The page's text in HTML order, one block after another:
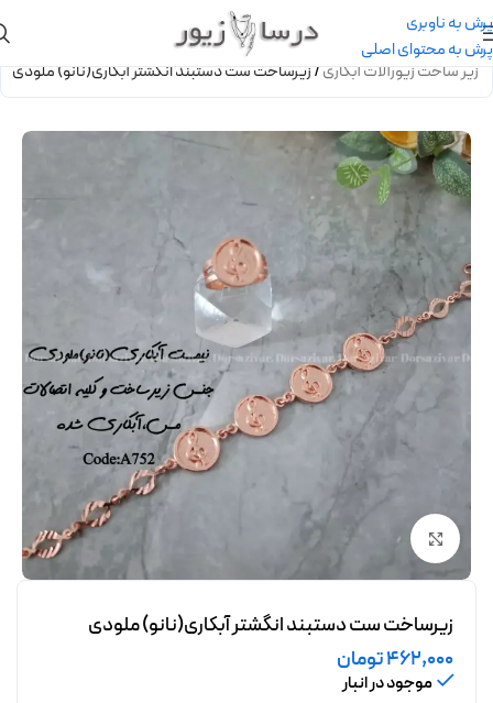
پرش به ناوبری
پرش به محتوای اصلی
/زیر ساخت زیورآلات آبکاری/زیرساخت ست دستبند انگشتر آبکاری(نانو) ملودی
برای بزرگنمایی کلیک کنید
زیرساخت ست دستبند انگشتر آبکاری(نانو) ملودی
462,000تومان
موجود در انبار